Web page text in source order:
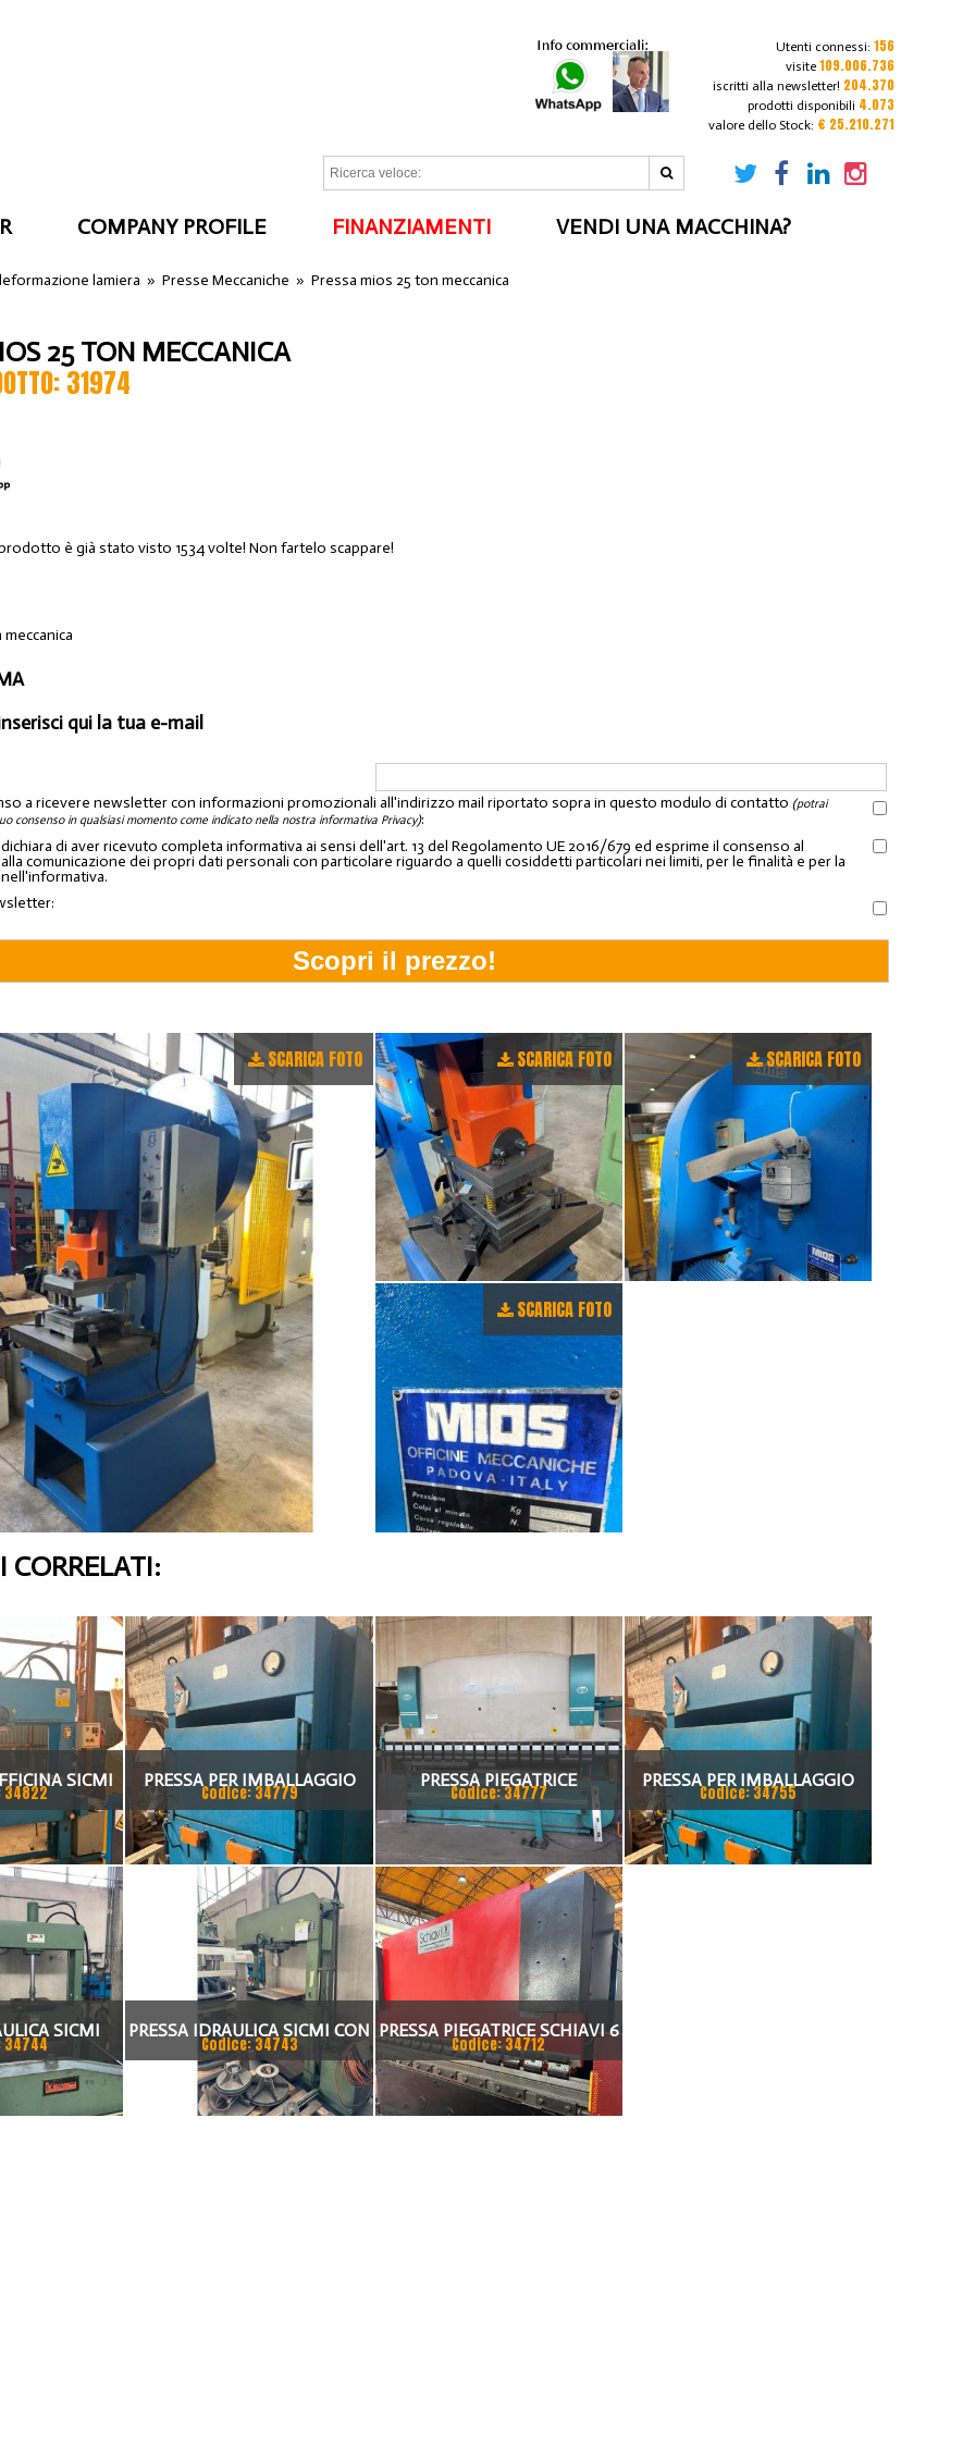
Utenti connessi: 156
visite 109.006.736
iscritti alla newsletter! 204.370
prodotti disponibili 4.073
valore dello Stock: € 25.210.271
COMPANY PROFILE FINANZIAMENTI
VENDI UNA MACCHINA?
lamiera »Presse Meccaniche »Pressa mios 25 ton meccanica
25 TON MECCANICA
31974
è già stato visto 1534 volte! Non fartelo scappare!
qui la tua e-mail
a ricevere newsletter con informazioni promozionali all'indirizzo mail riportato sopra in questo modulo di contatto (potrai
consenso in qualsiasi momento come indicato nella nostra informativa Privacy):
di aver ricevuto completa informativa ai sensi dell'art. 13 del Regolamento UE 2016/679 ed esprime il consenso al
comunicazione dei propri dati personali con particolare riguardo a quelli cosiddetti particolari nei limiti, per le finalità e per la
SCARICA FOTO SCARICA FOTO SCARICA FOTO
SCARICA FOTO
CORRELATI:
SICMI
34822
PRESSA PER IMBALLAGGIO
Codice: 34779
PRESSA PIEGATRICE
VIMERCATI 80X4175
Codice: 34777
PRESSA PER IMBALLAGGIO
ALBA PRESSE
Codice: 34755
SICMI
70 TON
34744
PRESSA IDRAULICA SICMI CON
PISTONE MOBILE 100 TON
Codice: 34743
PRESSA PIEGATRICE SCHIAVI 6
ASSI 3000 X 100 TON
Codice: 34712